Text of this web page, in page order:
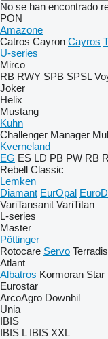
No se han encontrado
PON
Amazone
Catros Cayron Cayros
U-series
Mirco
RB RWY SPB SPSL
Joker
Helix
Mustang
Kuhn
Challenger Manager
Kverneland
EG ES LD PB PW RB
Rebell Classic
Lemken
Diamant EurOpal
VariTansanit VariTitan
L-series
Master
Pöttinger
Rotocare Servo
Atlant
Albatros Kormoran Star
Eurostar
ArcoAgro Downhil
Unia
IBIS
IBIS L IBIS XXL